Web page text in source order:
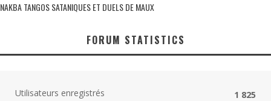
NAKBA TANGOS SATANIQUES ET DUELS DE MAUX
FORUM STATISTICS
Utilisateurs enregistrés
1 825